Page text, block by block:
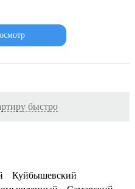
быстро
Куйбышевский